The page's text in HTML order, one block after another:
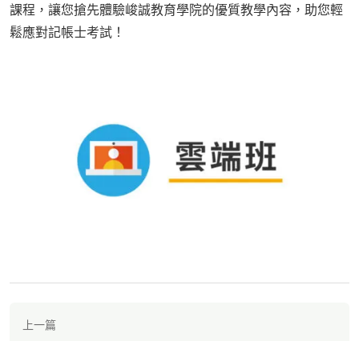
課程，讓您搶先體驗峻誠教育學院的優質教學內容，助您輕
鬆應對記帳士考試！
上一篇